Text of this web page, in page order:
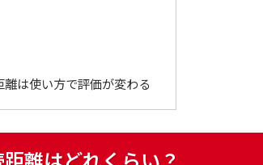
は使い方で評価が変わる